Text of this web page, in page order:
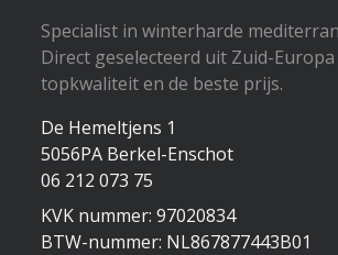
Specialist in winterharde
Direct geselecteerd uit Zuid-
topkwaliteit en de beste prijs.
De Hemeltjens 1
5056PA Berkel-Enschot
06 212 073 75
KVK nummer: 97020834
BTW-nummer: NL867877443B01